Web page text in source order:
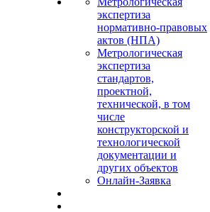
экспертиза
нормативно-правовых
актов (НПА)
Метрологическая
экспертиза
стандартов,
проектной,
технической, в том
числе
конструкторской и
технологической
документации и
других объектов
Онлайн-Заявка